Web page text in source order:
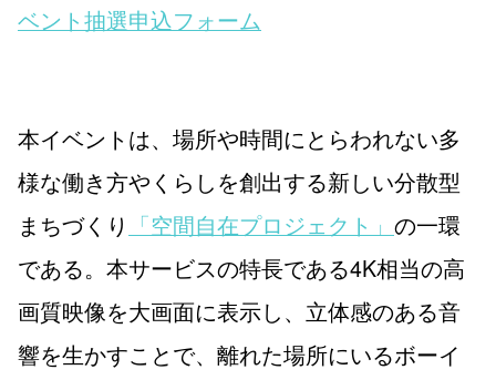
ベント抽選申込フォーム
本イベントは、場所や時間にとらわれない多
様な働き方やくらしを創出する新しい分散型
まちづくり 「空間自在プロジェクト」 の一環
である。本サービスの特長である4K相当の高
画質映像を大画面に表示し、立体感のある音
響を生かすことで、離れた場所にいるボーイ